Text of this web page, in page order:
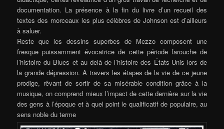
documentation. La présence à la fin du livre d’un recueil des
textes des morceaux les plus célèbres de Johnson est d’ailleurs
à saluer.
Reste que les dessins superbes de Mezzo composent une
fresque puissamment évocatrice de cette période farouche de
l’histoire du Blues et au delà de l’histoire des États-Unis lors de
la grande dépression. A travers les étapes de la vie de ce jeune
prodige, rêvant de sortir de sa misérable condition grâce à la
musique, on comprend mieux l’impact de cette dernière sur la vie
des gens à l’époque et à quel point le qualificatif de populaire, au
sens noble du terme